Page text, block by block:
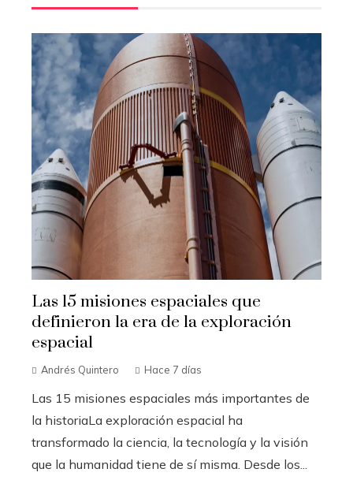
Las 15 misiones espaciales que
definieron la era de la exploración
espacial
Andrés Quintero Hace 7 días
Las 15 misiones espaciales más importantes de
la historiaLa exploración espacial ha
transformado la ciencia, la tecnología y la visión
que la humanidad tiene de sí misma. Desde los...